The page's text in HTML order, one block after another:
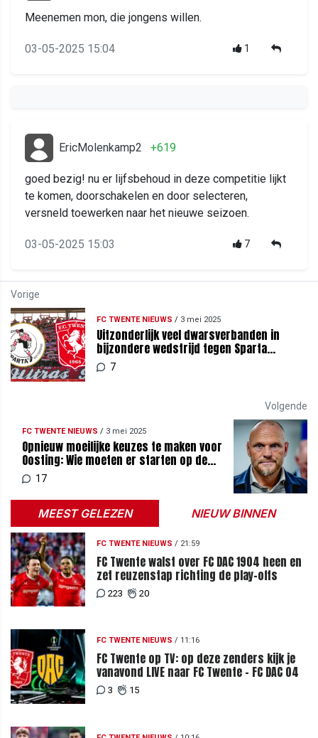
Meenemen mon, die jongens willen.
03-05-2025 15:04 1
EricMolenkamp2 +619
goed bezig! nu er lijfsbehoud in deze competitie lijkt
te komen, doorschakelen en door selecteren,
versneld toewerken naar het nieuwe seizoen.
03-05-2025 15:03 7
Vorige
FC TWENTE NIEUWS / 3 mei 2025
Uitzonderlijk veel dwarsverbanden in
bijzondere wedstrijd tegen Sparta
Rotterdam
7
Volgende
FC TWENTE NIEUWS / 3 mei 2025
Opnieuw moeilijke keuzes te maken voor
Oosting: Wie moeten er starten op de
flanken?
17
MEEST GELEZEN NIEUW BINNEN
FC TWENTE NIEUWS / 21:59
FC Twente walst over FC DAC 1904 heen en
zet reuzenstap richting de play-offs
223 20
FC TWENTE NIEUWS / 11:16
FC Twente op TV: op deze zenders kijk je
vanavond LIVE naar FC Twente - FC DAC 04
3 15